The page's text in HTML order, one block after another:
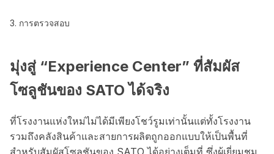
3. การตรวจสอบ
มุ่งสู่ “Experience Center” ที่สัมผัส
โซลูชันของ SATO ได้จริง
ที่โรงงานแห่งใหม่ไม่ได้มีเพียงโชว์รูมเท่านั้นแต่ทั้งโรงงาน
รวมถึงคลังสินค้าและสายการผลิตถูกออกแบบให้เป็นพื้นที่